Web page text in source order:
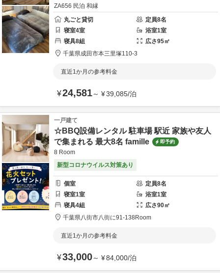
ZA656 民泊 和縁
丸ごと貸切
定員8名
寝室4室 浴室1室
寝具8組 広さ95㎡
千葉県成田市本三里塚110-3
直近1か月の参考料金
¥24,581～ ¥39,085/泊
一戸建て
☆BBQ設備レンタル 駐車場 駅近 家族や友人
で集まれる 最大8名 famille
即予約
8 Room
新型コロナウイルス対策あり
個室 定員8名
寝室1室 浴室1室
寝具4組 広さ90㎡
千葉県八街市八街に91-138Room
直近1か月の参考料金
¥33,000～ ¥84,000/泊